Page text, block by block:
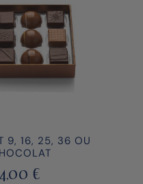
9, 16, 25, 36 OU
€